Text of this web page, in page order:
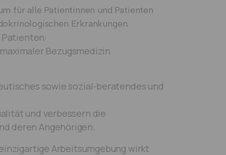
für alle Patientinnen und Patienten
Erkrankungen.
Bezugsmedizin
sowie sozial-beratendes und
und verbessern die
deren Angehörigen.
Arbeitsumgebung wirkt